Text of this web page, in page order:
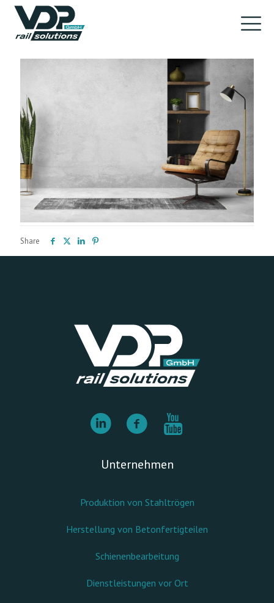
Share
Unternehmen
Produktion von Stahltrögen
Herstellung von Betonfertigteilen
Schienenbearbeitung
Dienstleistungen vor Ort